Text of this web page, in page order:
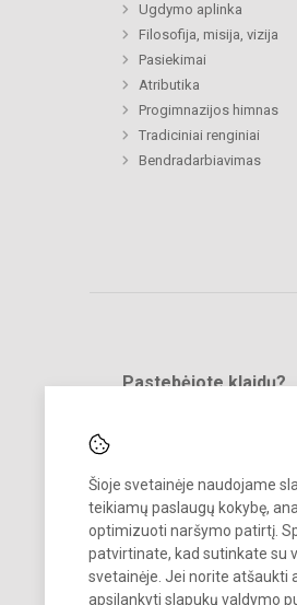
Šioje svetainėje naudojame
teikiamų paslaugų kokybę,
optimizuoti naršymo patirtį.
patvirtinate, kad sutinkate su
svetainėje. Jei norite atšaukti
apsilankyti slapukų valdymo
Ugdymo aplinka
Filosofija, misija, vizija
Pasiekimai
Atributika
Progimnazijos himnas
Tradiciniai renginiai
Bendradarbiavimas
Pastebėjote klaidų?
© 2023. Šiaulių Dainų